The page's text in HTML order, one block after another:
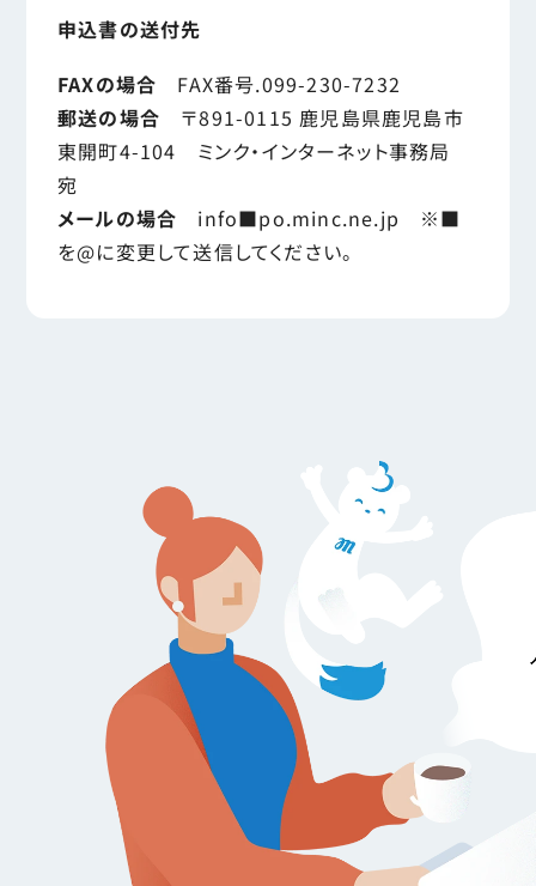
申込書の送付先
FAXの場合 FAX番号.099-230-7232
郵送の場合 〒891-0115 鹿児島県鹿児島市
東開町4-104 ミンク・インターネット事務局
宛
メールの場合 info■po.minc.ne.jp ※■
を@に変更して送信してください。